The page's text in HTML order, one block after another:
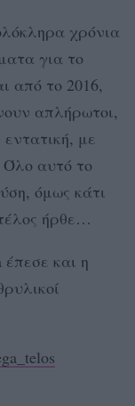
χρόνια
για το
από το 2016,
απλήρωτοι,
με
αυτό το
όμως κάτι
ήρθε…
και η